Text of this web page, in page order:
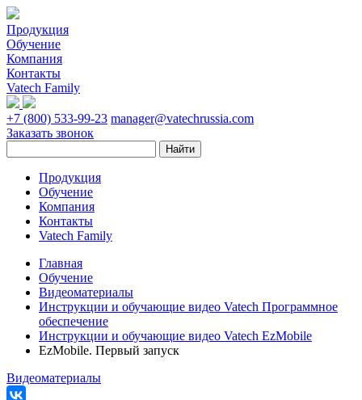
Продукция
Обучение
Компания
Контакты
Vatech Family
+7 (800) 533-99-23 manager@vatechrussia.com
Заказать звонок
Продукция
Обучение
Компания
Контакты
Vatech Family
Главная
Обучение
Видеоматериалы
Инструкции и обучающие видео Vatech Программное
обеспечение
Инструкции и обучающие видео Vatech EzMobile
EzMobile. Первый запуск
Видеоматериалы